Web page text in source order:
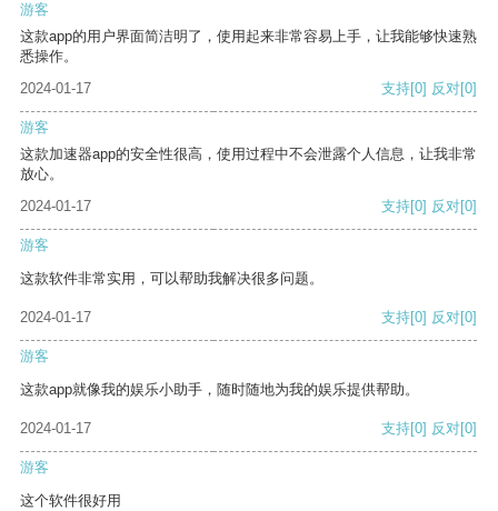
游客
这款app的用户界面简洁明了，使用起来非常容易上手，让我能够快速熟
悉操作。
2024-01-17
支持[0] 反对[0]
游客
这款加速器app的安全性很高，使用过程中不会泄露个人信息，让我非常
放心。
2024-01-17
支持[0] 反对[0]
游客
这款软件非常实用，可以帮助我解决很多问题。
2024-01-17 支持[0] 反对[0]
游客
这款app就像我的娱乐小助手，随时随地为我的娱乐提供帮助。
2024-01-17 支持[0] 反对[0]
游客
这个软件很好用